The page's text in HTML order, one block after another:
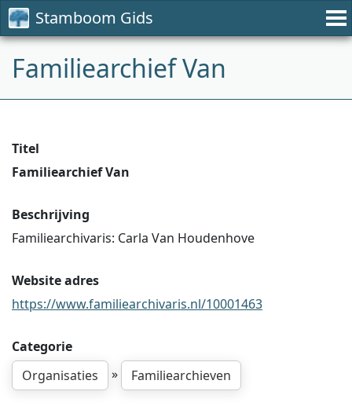
Stamboom Gids
Familiearchief Van
Titel
Familiearchief Van
Beschrijving
Familiearchivaris: Carla Van Houdenhove
Website adres
https://www.familiearchivaris.nl/10001463
Categorie
Organisaties
» Familiearchieven